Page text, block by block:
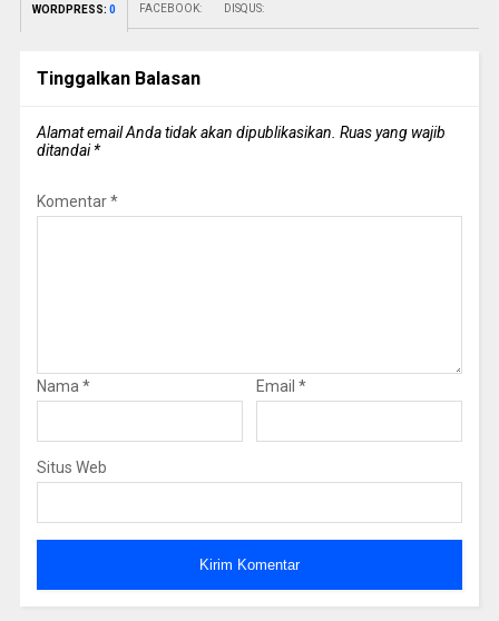
WORDPRESS: 0 FACEBOOK: DISQUS:
Tinggalkan Balasan
Alamat email Anda tidak akan dipublikasikan. Ruas yang wajib
ditandai*
Komentar*
Nama * Email *
Situs Web